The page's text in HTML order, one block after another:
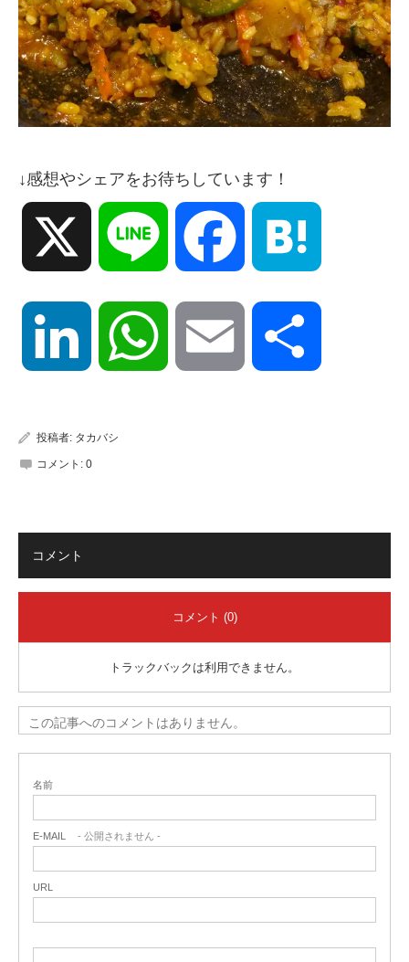
↓感想やシェアをお待ちしています！
Line Facebook
LinkedIn WhatsApp Email
投稿者: タカバシ
コメント: 0
コメント
コメント (0)
トラックバックは利用できません。
この記事へのコメントはありません。
名前
E-MAIL - 公開されません -
URL